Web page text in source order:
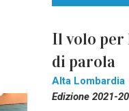
Il volo per
di parola
Alta Lombardia
Edizione 2021-